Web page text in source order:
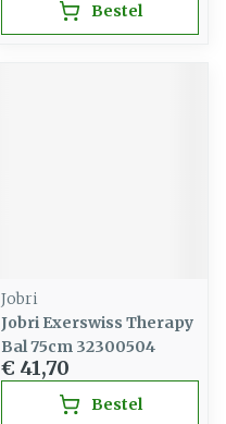
Bestel
Jobri
Jobri Exerswiss Therapy
Bal 75cm 32300504
€ 41,70
Bestel